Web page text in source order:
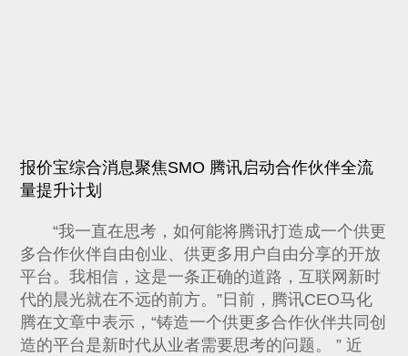
报价宝综合消息聚焦SMO 腾讯启动合作伙伴全流
量提升计划
“我一直在思考，如何能将腾讯打造成一个供更
多合作伙伴自由创业、供更多用户自由分享的开放
平台。我相信，这是一条正确的道路，互联网新时
代的晨光就在不远的前方。”日前，腾讯CEO马化
腾在文章中表示，“铸造一个供更多合作伙伴共同创
造的平台是新时代从业者需要思考的问题。 ” 近